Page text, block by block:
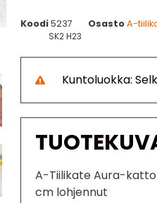
Koodi5237 Osasto A-
SK2 H23
Kuntoluokka:
A-Tiilikate Aura-
cm lohjennut